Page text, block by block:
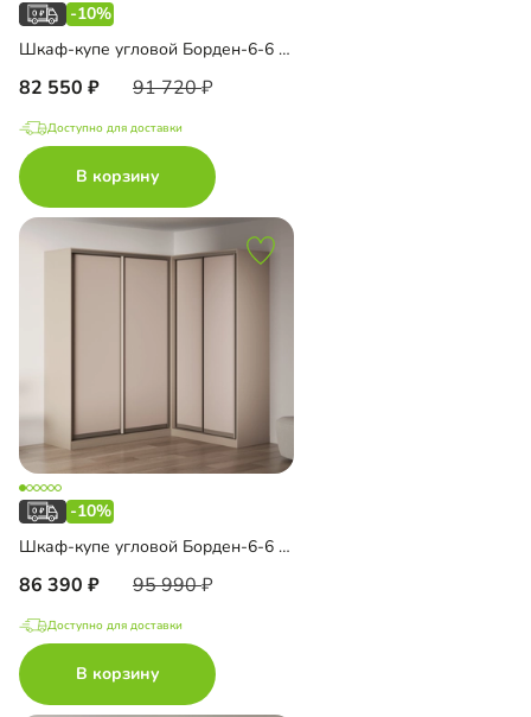
-10%
Шкаф-купе угловой Борден-6-6 1600 Премиум
82 550 91 720
Доступно для доставки
В корзину
-10%
Шкаф-купе угловой Борден-6-6 1800 Премиум
86 390 95 990
Доступно для доставки
В корзину